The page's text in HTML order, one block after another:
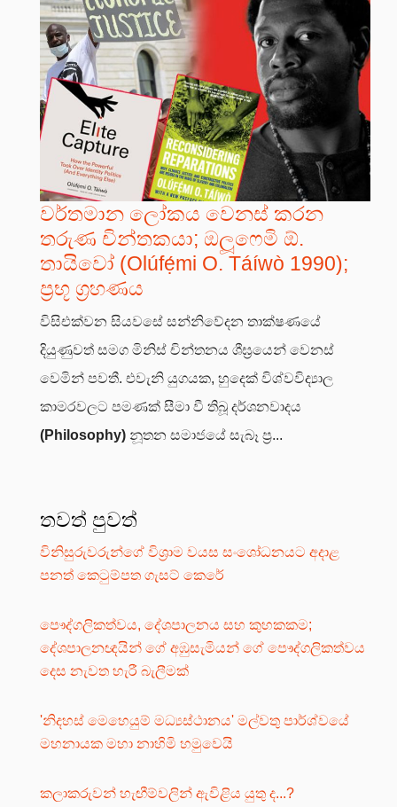
වර්තමාන ලෝකය වෙනස් කරන
තරුණ චින්තකයා; ඔලූෆෙමි ඕ.
තායිවෝ (Olúfẹ́mi O. Táíwò 1990);
ප්‍රභූ ග්‍රහණය
විසිඑක්වන සියවසේ සන්නිවේදන තාක්ෂණයේ
දියුණුවත් සමග මිනිස් චින්තනය ශීඝ්‍රයෙන් වෙනස්
වෙමින් පවතී. එවැනි යුගයක, හුදෙක් විශ්වවිද්‍යාල
කාමරවලට පමණක් සීමා වී තිබූ දර්ශනවාදය
(Philosophy) නූතන සමාජයේ සැබෑ ප්‍ර...
තවත් පුවත්
විනිසුරුවරුන්ගේ විශ්‍රාම වයස සංශෝධනයට අදාළ
පනත් කෙටුම්පත ගැසට් කෙරේ
පෞද්ගලිකත්වය, දේශපාලනය සහ කුහකකම;
දේශපාලනඥයින් ගේ අඹුසැමියන් ගේ පෞද්ගලිකත්වය
දෙස නැවත හැරී බැලීමක්
'නිදහස් මෙහෙයුම් මධ්‍යස්ථානය' මල්වතු පාර්ශ්වයේ
මහනායක මහා නාහිමි හමුවෙයි
කලාකරුවන් හැඟීම්වලින් ඇවිළිය යුතු ද...?